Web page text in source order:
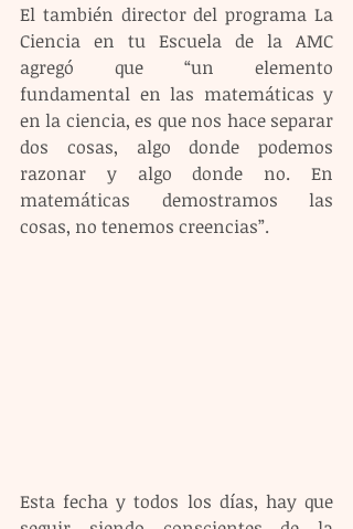
El también director del programa La
Ciencia en tu Escuela de la AMC
agregó que “un elemento
fundamental en las matemáticas y
en la ciencia, es que nos hace separar
dos cosas, algo donde podemos
razonar y algo donde no. En
matemáticas demostramos las
cosas, no tenemos creencias”.
Esta fecha y todos los días, hay que